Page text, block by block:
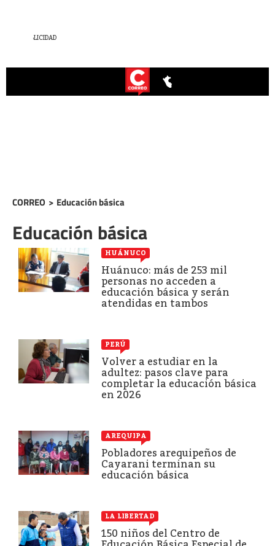
CORREO > Educación básica
Educación básica
HUÁNUCO
Huánuco: más de 253 mil
personas no acceden a
educación básica y serán
atendidas en tambos
PERÚ
Volver a estudiar en la
adultez: pasos clave para
completar la educación básica
en 2026
AREQUIPA
Pobladores arequipeños de
Cayarani terminan su
educación básica
LA LIBERTAD
150 niños del Centro de